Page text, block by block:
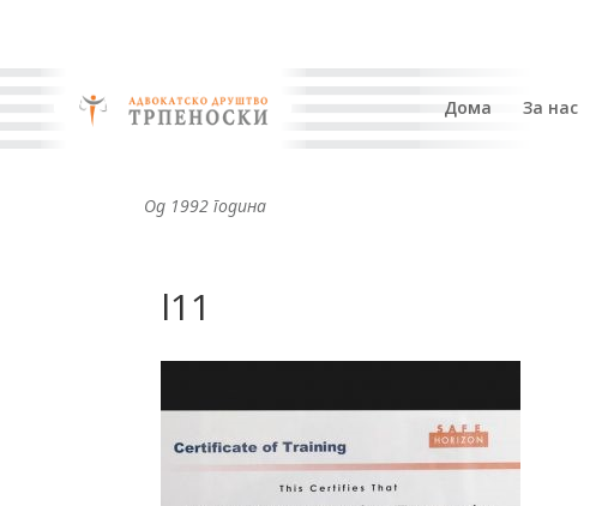
Дома За нас
Од 1992 година
l11